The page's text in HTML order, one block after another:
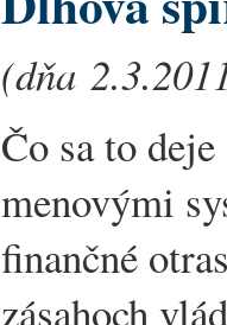
(dňa
Čo sa to
menovými
finančné
zásahoch